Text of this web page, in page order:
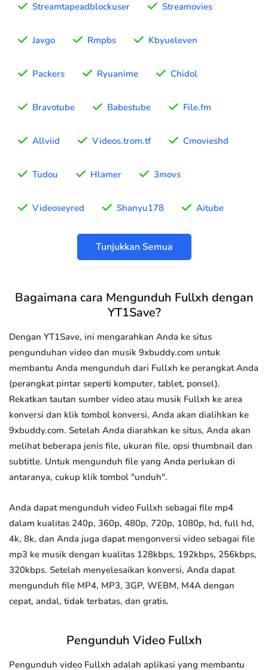
Streamtapeadblockuser Streamovies
Javgo Rmpbs Kbyueleven
Packers Ryuanime Chidol
Bravotube Babestube File.fm
Allviid Videos.trom.tf Cmovieshd
Tudou Hlamer 3movs
Videoseyred Shanyu178 Aitube
Tunjukkan Semua
Bagaimana cara Mengunduh Fullxh dengan
YT1Save?
Dengan YT1Save, ini mengarahkan Anda ke situs
pengunduhan video dan musik 9xbuddy.com untuk
membantu Anda mengunduh dari Fullxh ke perangkat Anda
(perangkat pintar seperti komputer, tablet, ponsel).
Rekatkan tautan sumber video atau musik Fullxh ke area
konversi dan klik tombol konversi, Anda akan dialihkan ke
9xbuddy.com. Setelah Anda diarahkan ke situs, Anda akan
melihat beberapa jenis file, ukuran file, opsi thumbnail dan
subtitle. Untuk mengunduh file yang Anda perlukan di
antaranya, cukup klik tombol "unduh".
Anda dapat mengunduh video Fullxh sebagai file mp4
dalam kualitas 240p, 360p, 480p, 720p, 1080p, hd, full hd,
4k, 8k, dan Anda juga dapat mengonversi video sebagai file
mp3 ke musik dengan kualitas 128kbps, 192kbps, 256kbps,
320kbps. Setelah menyelesaikan konversi, Anda dapat
mengunduh file MP4, MP3, 3GP, WEBM, M4A dengan
cepat, andal, tidak terbatas, dan gratis.
Pengunduh Video Fullxh
Pengunduh video Fullxh adalah aplikasi yang membantu